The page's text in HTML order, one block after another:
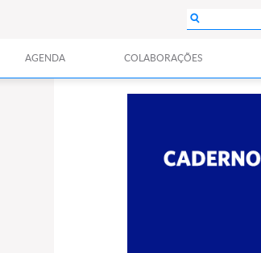
AGENDA COLABORAÇÕES